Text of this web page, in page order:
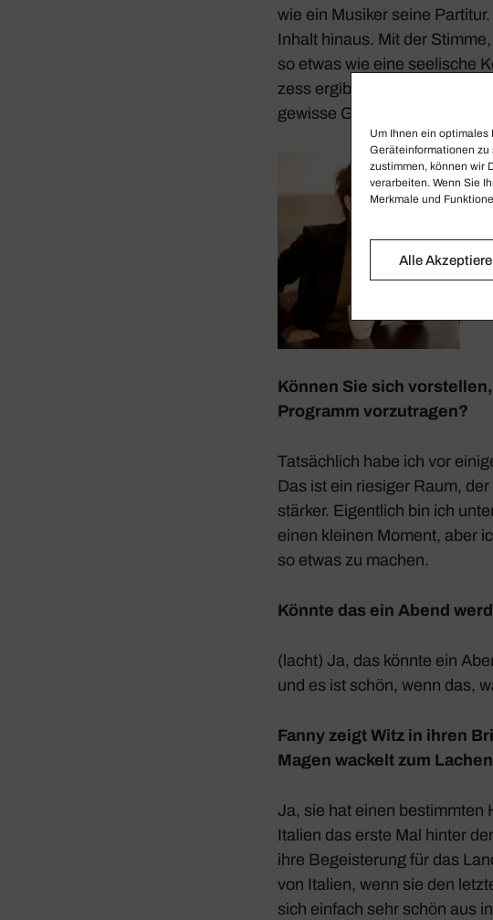
Um Ihnen ein
Geräteinformationen zu
zustimmen, können wir
verarbeiten. Wenn Sie
Merkmale und
Alle
wie ein Musiker seine
Inhalt hinaus. Mit der
so etwas wie eine seeli­sche
zess ergibt sich ein
gewisse Gelas­sen­heit, was
Können Sie sich
Programm vorzu­tragen?
Tatsäch­lich habe ich vor
Das ist ein riesiger Raum,
stärker. Eigent­lich bin ich
einen kleinen Moment, aber
so etwas zu machen.
Könnte das ein Abend
(lacht) Ja, das könnte ein
und es ist schön, wenn das,
Fanny zeigt Witz in ihren
Magen wackelt zum
Ja, sie hat einen bestimmten
Italien das erste Mal hinter
ihre Begeis­te­rung für das
von Italien, wenn sie den
sich einfach sehr schön aus